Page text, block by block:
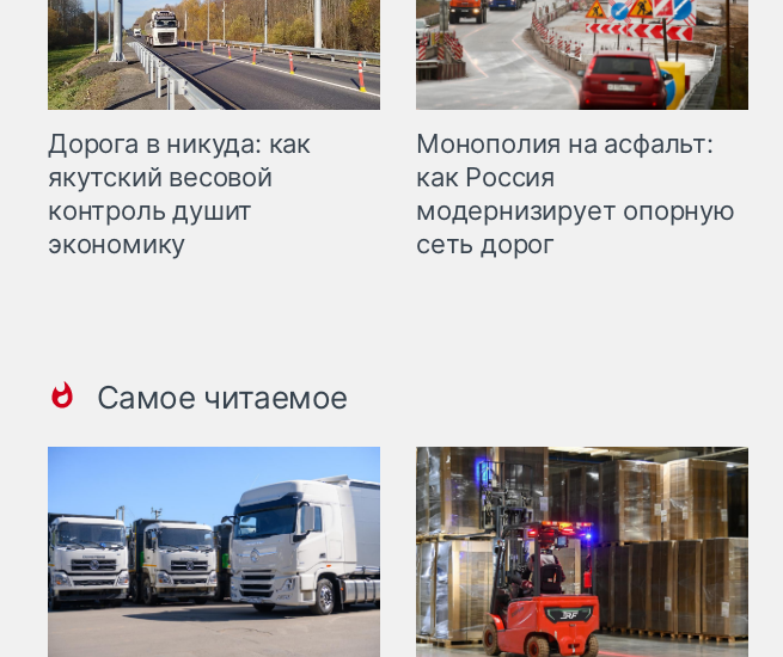
Дорога в никуда: как
якутский весовой
контроль душит
экономику
Монополия на асфальт:
как Россия
модернизирует опорную
сеть дорог
Самое читаемое